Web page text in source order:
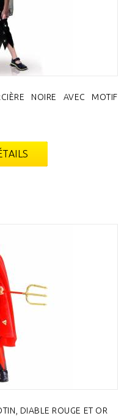
NOIRE AVEC MOTIF
DIABLE ROUGE ET OR